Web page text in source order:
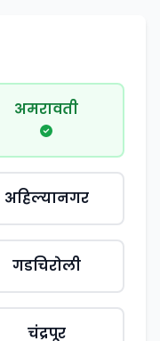
अमरावती
अहिल्यानगर
गडचिरोली
चंद्रपूर